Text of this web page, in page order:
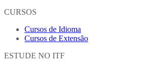
CURSOS
Cursos de Idioma
Cursos de Extensão
ESTUDE NO ITF